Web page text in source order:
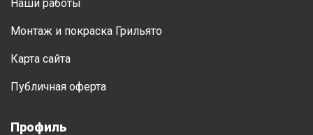
Наши работы
Монтаж и покраска Грильято
Карта сайта
Публичная оферта
Профиль